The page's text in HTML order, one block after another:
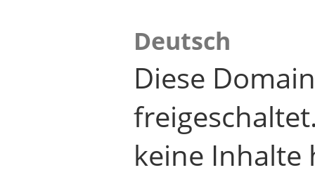
Deutsch
Diese
keine Inhalte